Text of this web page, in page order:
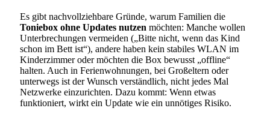
Es gibt nachvollziehbare Gründe, warum Familien die
Toniebox ohne Updates nutzen möchten: Manche wollen
Unterbrechungen vermeiden („Bitte nicht, wenn das Kind
schon im Bett ist“), andere haben kein stabiles WLAN im
Kinderzimmer oder möchten die Box bewusst „offline“
halten. Auch in Ferienwohnungen, bei Großeltern oder
unterwegs ist der Wunsch verständlich, nicht jedes Mal
Netzwerke einzurichten. Dazu kommt: Wenn etwas
funktioniert, wirkt ein Update wie ein unnötiges Risiko.